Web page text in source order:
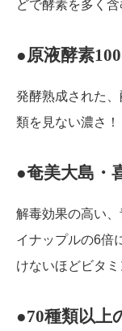
どで酵素を多く
●原液酵素
発酵熟成された
類を見ない濃さ！
●奄美大島・
解毒効果の高い
イナップルの6倍
けないほどビタミ
●70種類以上